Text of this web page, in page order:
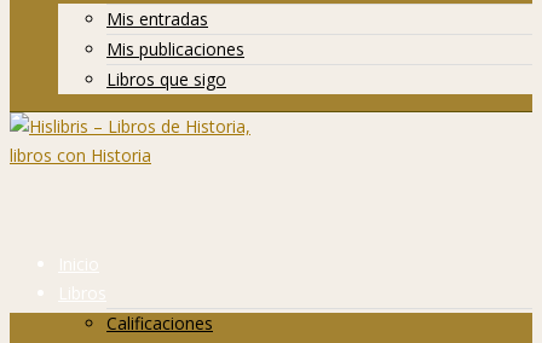
Mis entradas
Mis publicaciones
Libros que sigo
Inicio
Libros
Calificaciones